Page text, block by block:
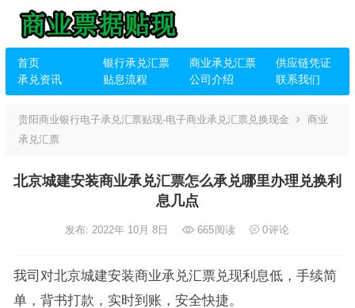
首页 银行承兑汇票 商业承兑汇票
供应链凭证
承兑资讯
贴息流程 公司介绍 联系我们
贵阳商业银行电子承兑汇票贴现-电子商业承兑汇票兑换现金
商业
承兑汇票
北京城建安装商业承兑汇票怎么承兑哪里办理兑换利
息几点
发布: 2022年 10月 8日 665阅读 0评论
我司对北京城建安装商业承兑汇票兑现利息低，手续简
单，背书打款，实时到账，安全快捷。